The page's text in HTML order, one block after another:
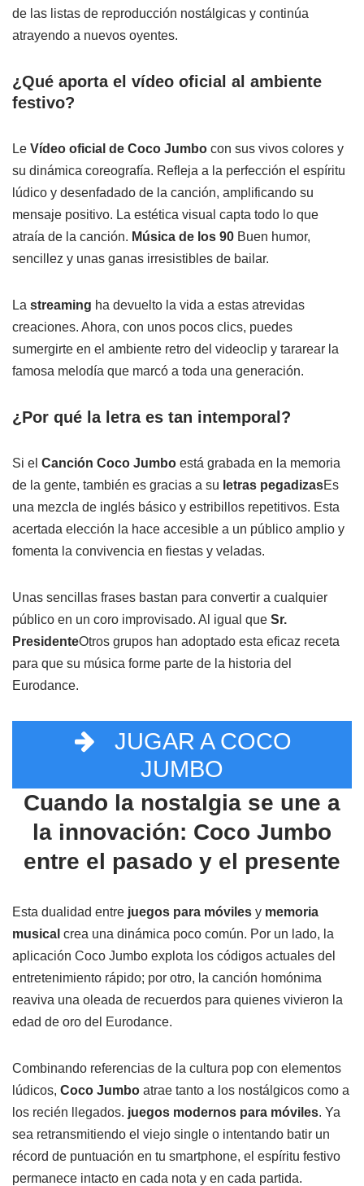
de las listas de reproducción nostálgicas y continúa
atrayendo a nuevos oyentes.
¿Qué aporta el vídeo oficial al ambiente
festivo?
Le Vídeo oficial de Coco Jumbo con sus vivos colores y
su dinámica coreografía. Refleja a la perfección el espíritu
lúdico y desenfadado de la canción, amplificando su
mensaje positivo. La estética visual capta todo lo que
atraía de la canción. Música de los 90 Buen humor,
sencillez y unas ganas irresistibles de bailar.
La streaming ha devuelto la vida a estas atrevidas
creaciones. Ahora, con unos pocos clics, puedes
sumergirte en el ambiente retro del videoclip y tararear la
famosa melodía que marcó a toda una generación.
¿Por qué la letra es tan intemporal?
Si el Canción Coco Jumbo está grabada en la memoria
de la gente, también es gracias a su letras pegadizasEs
una mezcla de inglés básico y estribillos repetitivos. Esta
acertada elección la hace accesible a un público amplio y
fomenta la convivencia en fiestas y veladas.
Unas sencillas frases bastan para convertir a cualquier
público en un coro improvisado. Al igual que Sr.
PresidenteOtros grupos han adoptado esta eficaz receta
para que su música forme parte de la historia del
Eurodance.
JUGAR A COCO
JUMBO
Cuando la nostalgia se une a
la innovación: Coco Jumbo
entre el pasado y el presente
Esta dualidad entre juegos para móviles y memoria
musical crea una dinámica poco común. Por un lado, la
aplicación Coco Jumbo explota los códigos actuales del
entretenimiento rápido; por otro, la canción homónima
reaviva una oleada de recuerdos para quienes vivieron la
edad de oro del Eurodance.
Combinando referencias de la cultura pop con elementos
lúdicos, Coco Jumbo atrae tanto a los nostálgicos como a
los recién llegados. juegos modernos para móviles. Ya
sea retransmitiendo el viejo single o intentando batir un
récord de puntuación en tu smartphone, el espíritu festivo
permanece intacto en cada nota y en cada partida.